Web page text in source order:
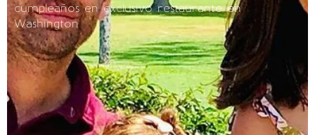
cumpleaños en exclusivo restaurante en
Washington